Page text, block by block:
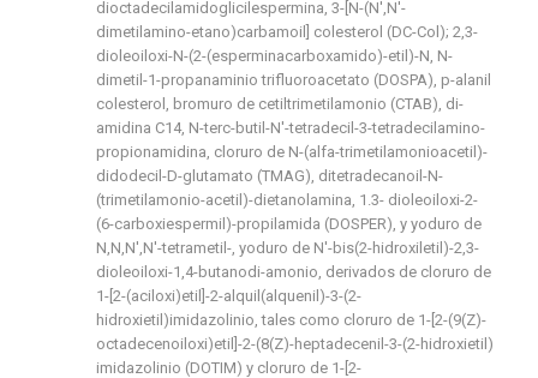
dioctadecilamidoglicilespermina, 3-[N-(N',N'-
dimetilamino-etano)carbamoil] colesterol (DC-Col); 2,3-
dioleoiloxi-N-(2-(esperminacarboxamido)-etil)-N, N-
dimetil-1-propanaminio trifluoroacetato (DOSPA), p-alanil
colesterol, bromuro de cetiltrimetilamonio (CTAB), di-
amidina C14, N-terc-butil-N'-tetradecil-3-tetradecilamino-
propionamidina, cloruro de N-(alfa-trimetilamonioacetil)-
didodecil-D-glutamato (TMAG), ditetradecanoil-N-
(trimetilamonio-acetil)-dietanolamina, 1.3- dioleoiloxi-2-
(6-carboxiespermil)-propilamida (DOSPER), y yoduro de
N,N,N',N'-tetrametil-, yoduro de N'-bis(2-hidroxiletil)-2,3-
dioleoiloxi-1,4-butanodi-amonio, derivados de cloruro de
1-[2-(aciloxi)etil]-2-alquil(alquenil)-3-(2-
hidroxietil)imidazolinio, tales como cloruro de 1-[2-(9(Z)-
octadecenoiloxi)etil]-2-(8(Z)-heptadecenil-3-(2-hidroxietil)
imidazolinio (DOTIM) y cloruro de 1-[2-